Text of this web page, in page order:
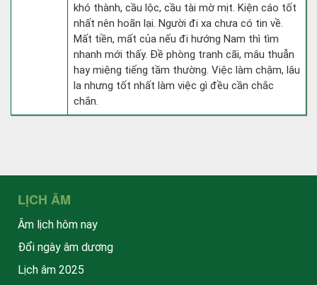
khó thành, cầu lộc, cầu tài mờ mịt. Kiện cáo tốt
nhất nên hoãn lại. Người đi xa chưa có tin về.
Mất tiền, mất của nếu đi hướng Nam thì tìm
nhanh mới thấy. Đề phòng tranh cãi, mâu thuẫn
hay miệng tiếng tầm thường. Việc làm chậm, lâu
la nhưng tốt nhất làm việc gì đều cần chắc
chắn.
LỊCH ÂM
Âm lịch hôm nay
Đổi ngày âm dương
Lịch âm 2025